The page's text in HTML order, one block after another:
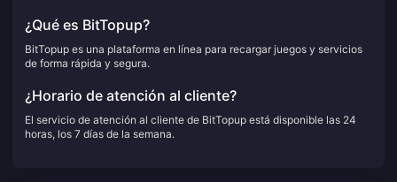
¿Qué es BitTopup?
BitTopup es una plataforma en línea para recargar juegos y servicios
de forma rápida y segura.
¿Horario de atención al cliente?
El servicio de atención al cliente de BitTopup está disponible las 24
horas, los 7 días de la semana.